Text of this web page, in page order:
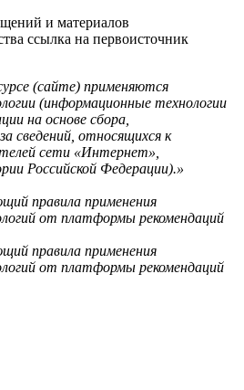
и материалов
ссылка на первоисточник
(сайте) применяются
(информационные технологии
на основе сбора,
сведений, относящихся к
сети «Интернет»,
Российской Федерации).»
правила применения
от платформы рекомендаций
правила применения
от платформы рекомендаций